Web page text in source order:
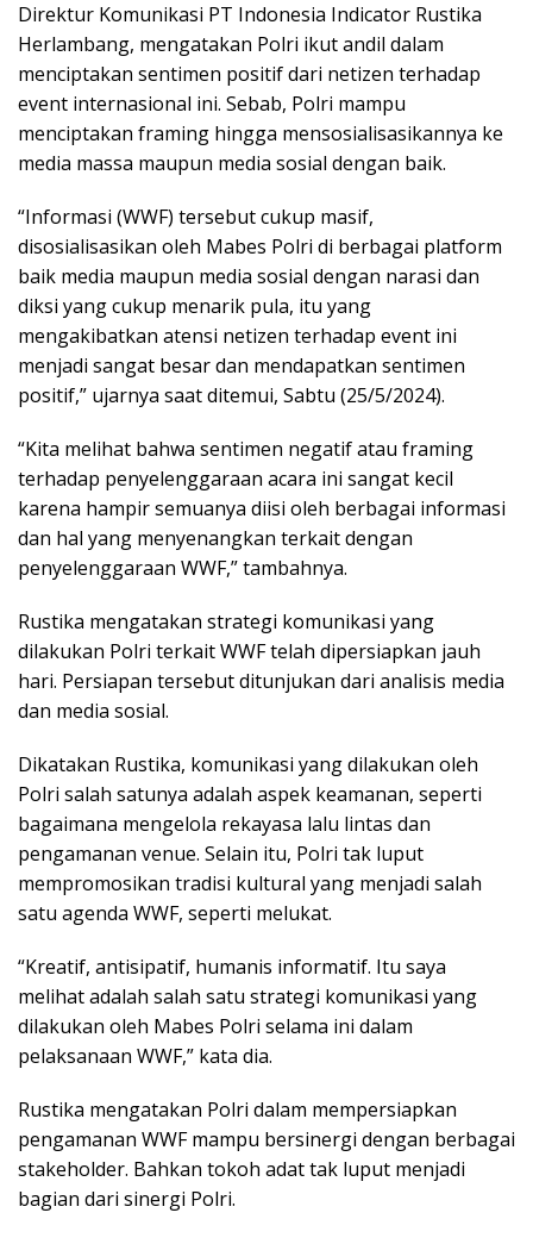
Direktur Komunikasi PT Indonesia Indicator Rustika
Herlambang, mengatakan Polri ikut andil dalam
menciptakan sentimen positif dari netizen terhadap
event internasional ini. Sebab, Polri mampu
menciptakan framing hingga mensosialisasikannya ke
media massa maupun media sosial dengan baik.
“Informasi (WWF) tersebut cukup masif,
disosialisasikan oleh Mabes Polri di berbagai platform
baik media maupun media sosial dengan narasi dan
diksi yang cukup menarik pula, itu yang
mengakibatkan atensi netizen terhadap event ini
menjadi sangat besar dan mendapatkan sentimen
positif,” ujarnya saat ditemui, Sabtu (25/5/2024).
“Kita melihat bahwa sentimen negatif atau framing
terhadap penyelenggaraan acara ini sangat kecil
karena hampir semuanya diisi oleh berbagai informasi
dan hal yang menyenangkan terkait dengan
penyelenggaraan WWF,” tambahnya.
Rustika mengatakan strategi komunikasi yang
dilakukan Polri terkait WWF telah dipersiapkan jauh
hari. Persiapan tersebut ditunjukan dari analisis media
dan media sosial.
Dikatakan Rustika, komunikasi yang dilakukan oleh
Polri salah satunya adalah aspek keamanan, seperti
bagaimana mengelola rekayasa lalu lintas dan
pengamanan venue. Selain itu, Polri tak luput
mempromosikan tradisi kultural yang menjadi salah
satu agenda WWF, seperti melukat.
“Kreatif, antisipatif, humanis informatif. Itu saya
melihat adalah salah satu strategi komunikasi yang
dilakukan oleh Mabes Polri selama ini dalam
pelaksanaan WWF,” kata dia.
Rustika mengatakan Polri dalam mempersiapkan
pengamanan WWF mampu bersinergi dengan berbagai
stakeholder. Bahkan tokoh adat tak luput menjadi
bagian dari sinergi Polri.